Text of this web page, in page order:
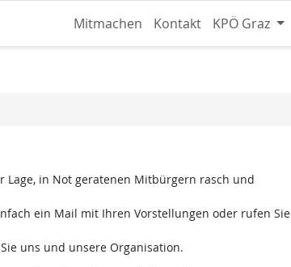
Mitmachen Kontakt KPÖ Graz
in Not geratenen Mitbürgern rasch und
ein Mail mit Ihren Vorstellungen oder rufen Sie
uns und unsere Organisation.